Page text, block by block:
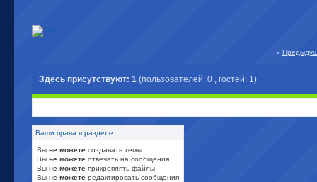
«
Здесь присутствуют: 1 (пользователей: 0 , гостей: 1)
Ваши права в разделе
Вы не можете создавать темы
Вы не можете отвечать на сообщения
Вы не можете прикреплять файлы
Вы не можете редактировать сообщения